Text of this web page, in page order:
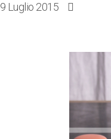
9 Luglio 2015